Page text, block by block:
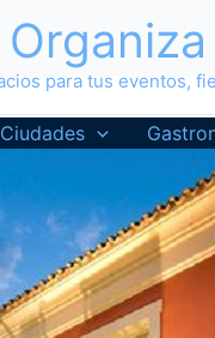
para tus eventos,
Ciudades